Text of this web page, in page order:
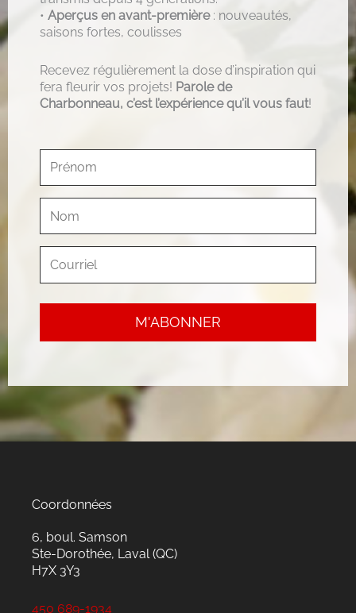
• Aperçus en avant-première: nouveautés,
saisons fortes, coulisses
Recevez régulièrement la dose d’inspiration qui
fera fleurir vos projets! Parole de
Charbonneau, c’est l’expérience qu’il vous faut!
Coordonnées
6, boul. Samson
Ste-Dorothée, Laval (QC)
H7X 3Y3
450 689-1934